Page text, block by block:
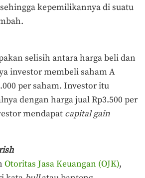
kepemilikannya di suatu
selisih antara harga beli dan
investor membeli saham A
per saham. Investor itu
dengan harga jual Rp3.500 per
mendapat capital gain
Otoritas Jasa Keuangan (OJK),